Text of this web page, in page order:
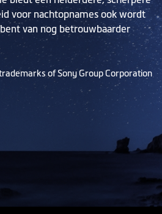
voor nachtopnames ook wordt
van nog betrouwbaarder
of Sony Group Corporation